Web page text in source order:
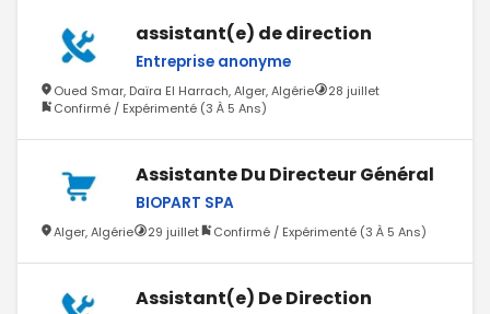
assistant(e) de direction
Entreprise anonyme
Oued Smar, Daïra El Harrach, Alger, Algérie
28 juillet
Confirmé / Expérimenté (3 À 5 Ans)
Assistante Du Directeur Général
BIOPART SPA
Alger, Algérie 29 juillet Confirmé / Expérimenté (3 À 5 Ans)
Assistant(e) De Direction